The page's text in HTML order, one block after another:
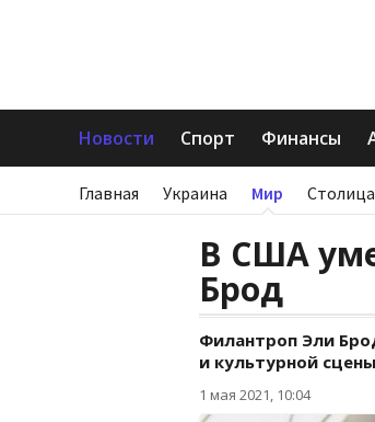
Новости Спорт Финансы
Главная Украина Мир Столица
В США
Брод
Филантроп Эли
и культурной
1 мая 2021, 10:04